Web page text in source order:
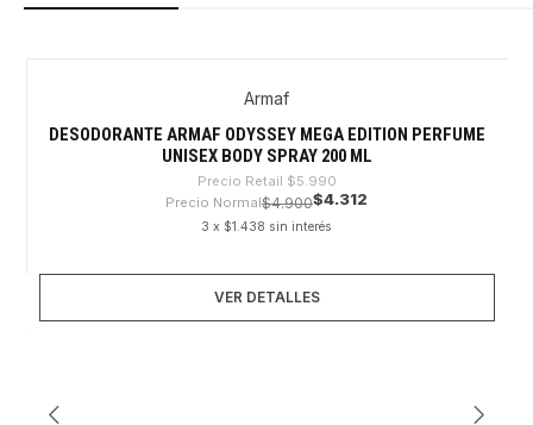
Agotado
Armaf
DESODORANTE ARMAF ODYSSEY MEGA EDITION PERFUME
UNISEX BODY SPRAY 200 ML
Precio Retail $5.990
Precio Normal$4.900$4.312
3 x $1.438 sin interés
VER DETALLES